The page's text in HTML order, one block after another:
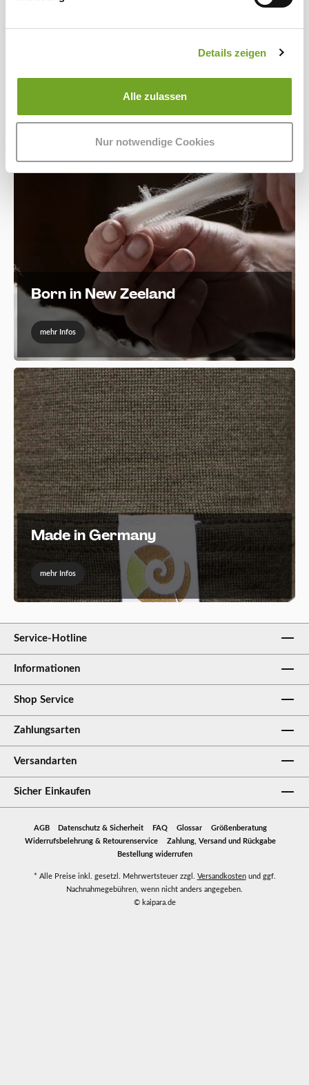
Details zeigen
Alle zulassen
Nur notwendige Cookies
20,00 €*
Born in New Zeeland
mehr Infos
Made in Germany
mehr Infos
Service-Hotline
Informationen
Shop Service
Zahlungsarten
Versandarten
Sicher Einkaufen
AGB Datenschutz & Sicherheit FAQ Glossar
Größenberatung
Widerrufsbelehrung & Retourenservice
Zahlung, Versand und Rückgabe
Bestellung widerrufen
* Alle Preise inkl. gesetzl. Mehrwertsteuer zzgl. Versandkostenund ggf.
Nachnahmegebühren, wenn nicht anders angegeben.
© kaipara.de